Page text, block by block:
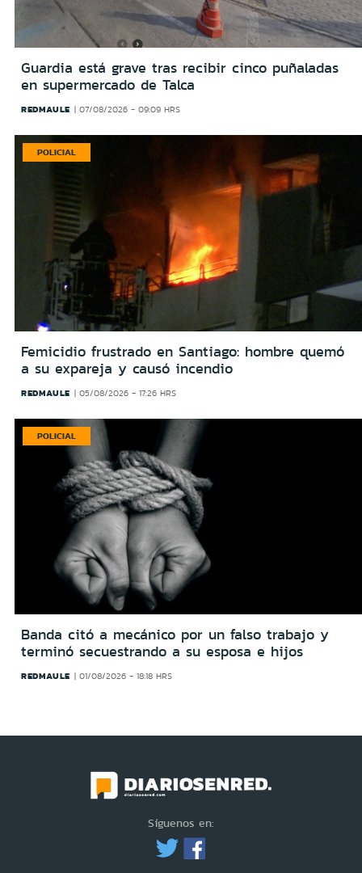
Guardia está grave tras recibir cinco puñaladas
en supermercado de Talca
REDMAULE 07/08/2026 - 09:09 HRS
POLICIAL
Femicidio frustrado en Santiago: hombre quemó
a su expareja y causó incendio
REDMAULE 05/08/2026 - 17:26 HRS
POLICIAL
Banda citó a mecánico por un falso trabajo y
terminó secuestrando a su esposa e hijos
REDMAULE 01/08/2026 - 18:18 HRS
Síguenos en: